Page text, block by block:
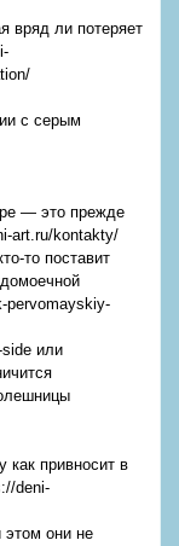
вряд ли потеряет
с серым
— это прежде
art.ru/kontakty/
то поставит
pervomayskiy-
или
как привносит в
deni-
этом они не